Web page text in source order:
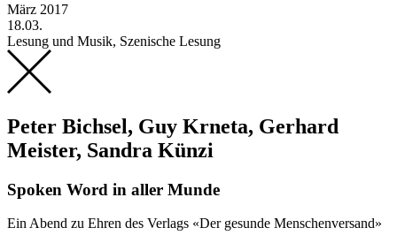
März 2017
18.03.
Lesung und Musik, Szenische Lesung
Peter Bichsel, Guy Krneta, Gerhard
Meister, Sandra Künzi
Spoken Word in aller Munde
Ein Abend zu Ehren des Verlags «Der gesunde Menschenversand»